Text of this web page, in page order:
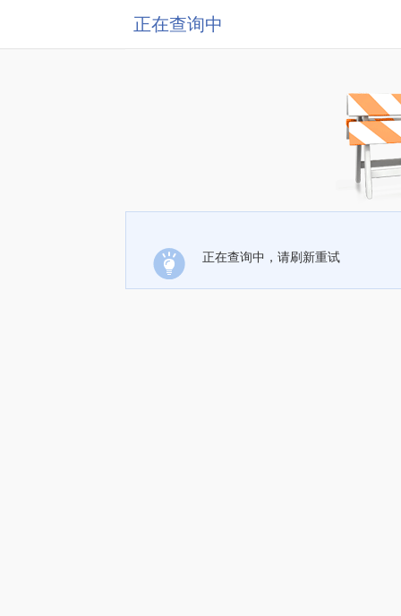
正在查询中
正在查询中，请刷新重试